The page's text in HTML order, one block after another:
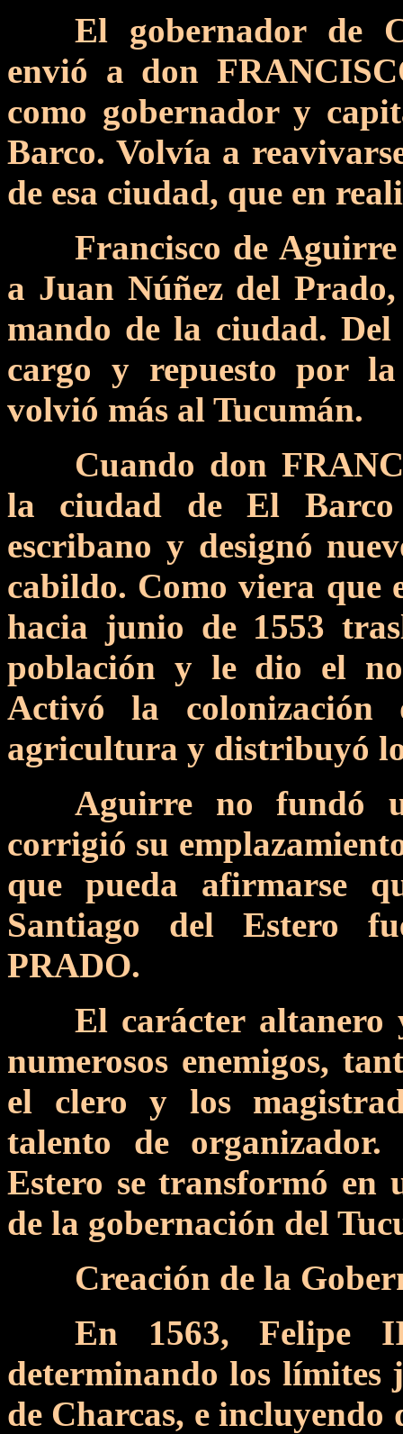
El gobernador de
envió a don
como gobernador y
Barco. Volvía a
de esa ciudad, que en
Francisco de
a Juan Núñez del
mando de la ciudad.
cargo y repuesto por
volvió más al Tucumán.
Cuando don
la ciudad de El Barco
escribano y designó
cabildo. Como viera que
hacia junio de 1553
población y le dio el
Activó la colonización
agricultura y distribuyó
Aguirre no fundó
corrigió su
que pueda afirmarse
Santiago del Estero
PRADO.
El carácter
numerosos enemigos,
el clero y los
talento de organizador.
Estero se transformó en
de la gobernación del
Creación de la
En 1563, Felipe
determinando los límites
de Charcas, e